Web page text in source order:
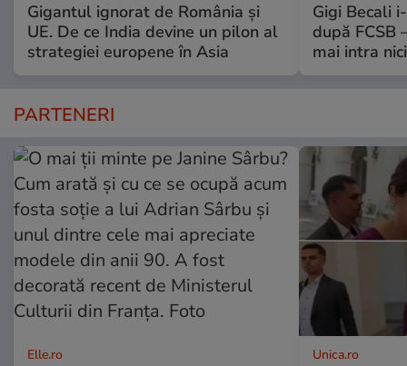
Gigantul ignorat de România și
UE. De ce India devine un pilon al
strategiei europene în Asia
Gigi Becali
după FCSB
mai intra
PARTENERI
Elle.ro Unica.ro